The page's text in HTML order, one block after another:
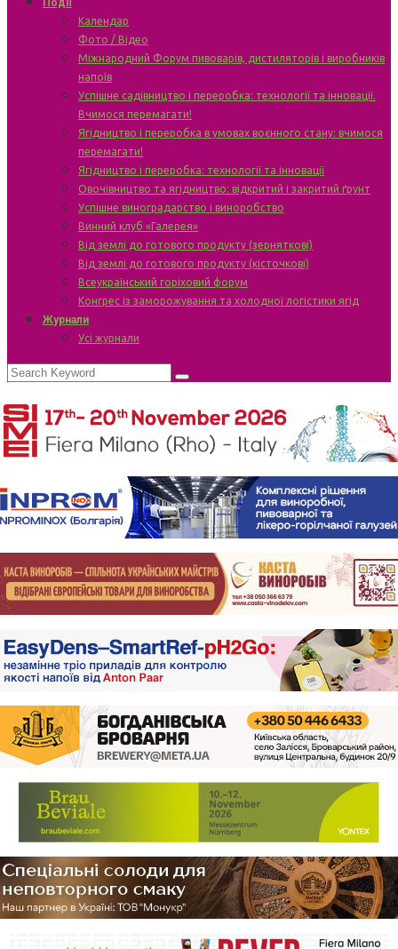
Події
Календар
Фото / Відео
Міжнародний Форум пивоварів, дистиляторів і виробників
напоїв
Успішне садівництво і переробка: технології та інновації.
Вчимося перемагати!
Ягідництво і переробка в умовах воєнного стану: вчимося
перемагати!
Ягідництво і переробка: технології та інновації
Овочівництво та ягідництво: відкритий і закритий ґрунт
Успішне виноградарство і виноробство
Винний клуб «Галерея»
Від землі до готового продукту (зерняткові)
Від землі до готового продукту (кісточкові)
Всеукраїнський горіховий форум
Конгрес із заморожування та холодної логістики ягід
Журнали
Усі журнали